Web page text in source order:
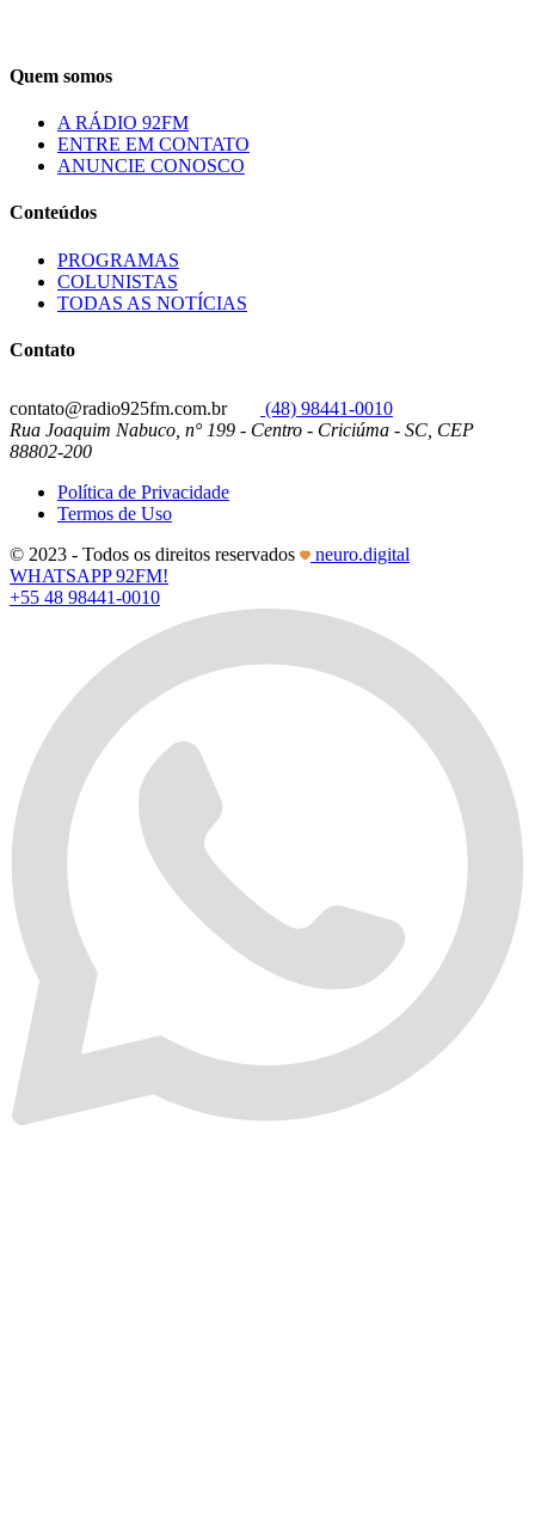
Quem somos
A RÁDIO 92FM
ENTRE EM CONTATO
ANUNCIE CONOSCO
Conteúdos
PROGRAMAS
COLUNISTAS
TODAS AS NOTÍCIAS
Contato
contato@radio925fm.com.br
(48) 98441-0010
Rua Joaquim Nabuco, n° 199 - Centro - Criciúma - SC, CEP
88802-200
Política de Privacidade
Termos de Uso
© 2023 - Todos os direitos reservados
neuro.digital
WHATSAPP 92FM!
+55 48 98441-0010